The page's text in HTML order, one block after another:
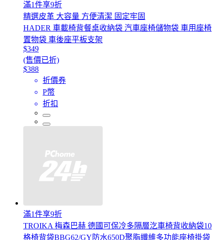
滿1件享9折
精選皮革 大容量 方便清潔 固定牢固
HADER 車載椅背餐桌收納袋 汽車座椅儲物袋 車用座椅
置物袋 車後座平板支架
$349
(售價已折)
$388
折價券
P幣
折扣
滿1件享9折
TROIKA 梅森巴赫 德國可保冷多隔層汔車椅背收納袋10
格椅背袋BBG62/GY防水650D聚脂纖維多功能座椅掛袋